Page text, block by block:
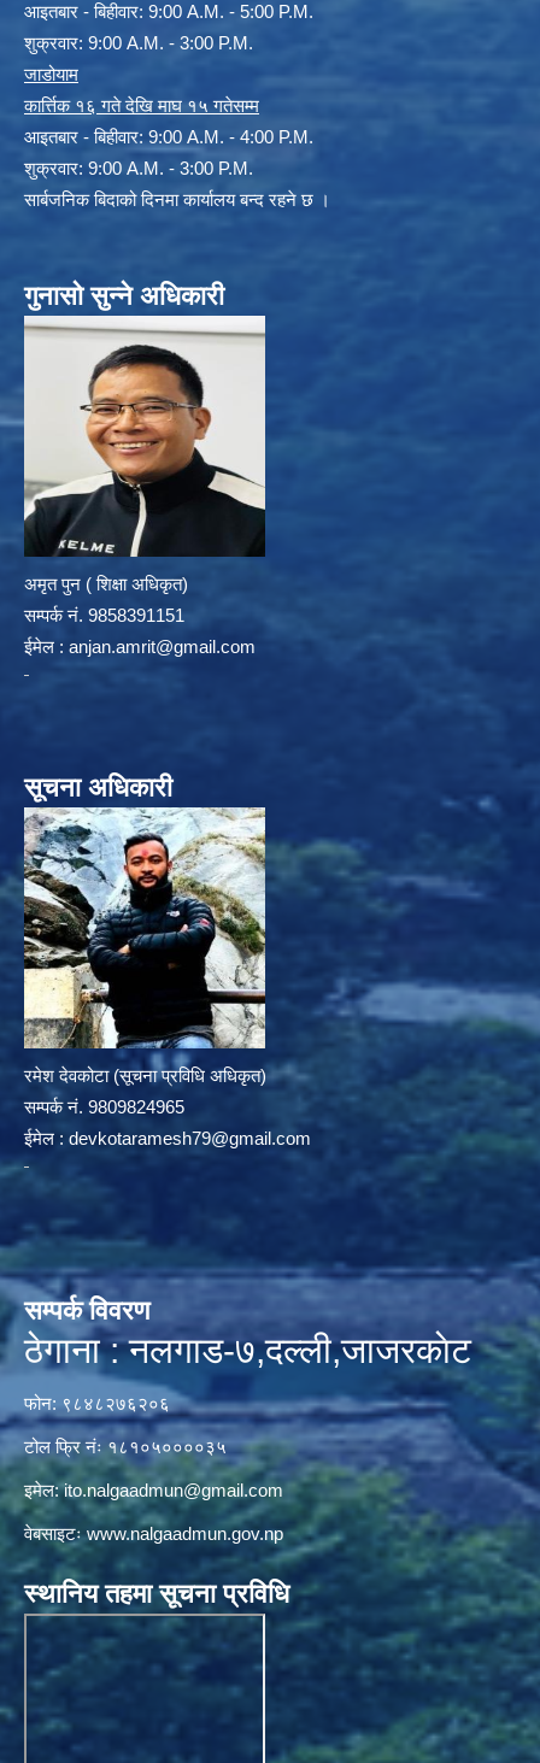
आइतबार - बिहीवार: 9:00 A.M. - 5:00 P.M.
शुक्रवार: 9:00 A.M. - 3:00 P.M.
जाडोयाम
कार्त्तिक १६ गते देखि माघ १५ गतेसम्म
आइतबार - बिहीवार: 9:00 A.M. - 4:00 P.M.
शुक्रवार: 9:00 A.M. - 3:00 P.M.
सार्बजनिक बिदाको दिनमा कार्यालय बन्द रहने छ ।
गुनासो सुन्ने अधिकारी
अमृत पुन ( शिक्षा अधिकृत)
सम्पर्क न‌ं. 9858391151
ईमेल : anjan.amrit@gmail.com
सूचना अधिकारी
रमेश देवकोटा (सूचना प्रविधि अधिकृत)
सम्पर्क न‌ं. 9809824965
ईमेल : devkotaramesh79@gmail.com
सम्पर्क विवरण
ठेगाना : नलगाड-७,दल्ली,जाजरकाेट
फोन: ९८४८२७६२०६
टोल फ्रि नंः १८१०५००००३५
इमेल:ito.nalgaadmun@gmail.com
वेबसाइटःwww.nalgaadmun.gov.np
स्थानिय तहमा सूचना प्रविधि